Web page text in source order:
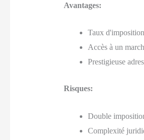
Avantages:
Taux
Accès à un
Prestigieuse
Risques:
Double
Complexité